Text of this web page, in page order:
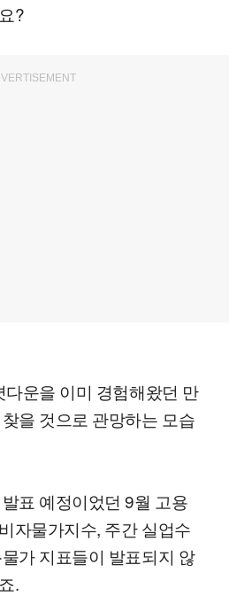
?
운을 이미 경험해왔던 만
을 것으로 관망하는 모습
표 예정이었던 9월 고용
자물가지수, 주간 실업수
가 지표들이 발표되지 않
.